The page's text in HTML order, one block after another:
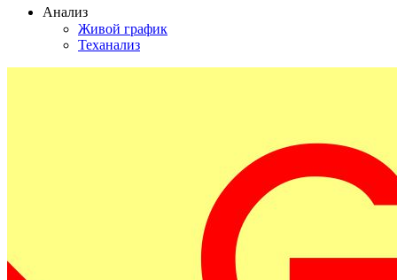
Анализ
Живой график
Теханализ